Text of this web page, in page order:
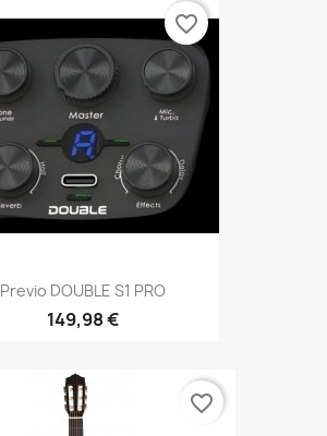
Previo DOUBLE S1 PRO
149,98 €
favorite_border
favorite_border